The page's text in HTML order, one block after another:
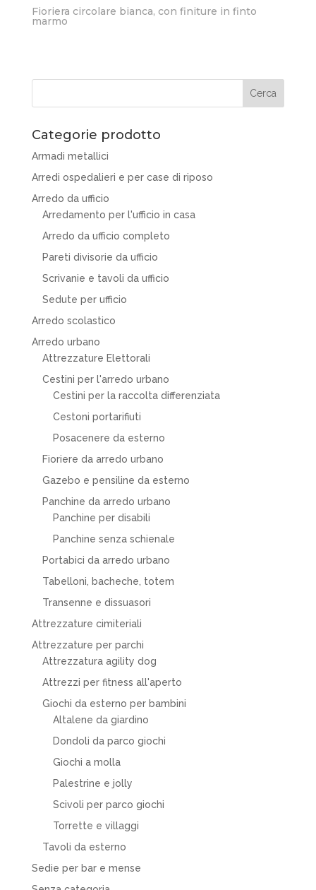
Fioriera circolare bianca, con finiture in finto
marmo
Categorie prodotto
Armadi metallici
Arredi ospedalieri e per case di riposo
Arredo da ufficio
Arredamento per l'ufficio in casa
Arredo da ufficio completo
Pareti divisorie da ufficio
Scrivanie e tavoli da ufficio
Sedute per ufficio
Arredo scolastico
Arredo urbano
Attrezzature Elettorali
Cestini per l'arredo urbano
Cestini per la raccolta differenziata
Cestoni portarifiuti
Posacenere da esterno
Fioriere da arredo urbano
Gazebo e pensiline da esterno
Panchine da arredo urbano
Panchine per disabili
Panchine senza schienale
Portabici da arredo urbano
Tabelloni, bacheche, totem
Transenne e dissuasori
Attrezzature cimiteriali
Attrezzature per parchi
Attrezzatura agility dog
Attrezzi per fitness all'aperto
Giochi da esterno per bambini
Altalene da giardino
Dondoli da parco giochi
Giochi a molla
Palestrine e jolly
Scivoli per parco giochi
Torrette e villaggi
Tavoli da esterno
Sedie per bar e mense